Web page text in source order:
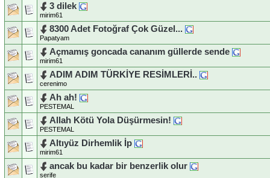
3 dilek
mirim61
8300 Adet Fotoğraf Çok Güzel...
Papatyam
Açmamış goncada cananım güllerde sende
mirim61
ADIM ADIM TÜRKİYE RESİMLERİ..
cerenimo
Ah ah!
PESTEMAL
Allah Kötü Yola Düşürmesin!
PESTEMAL
Altıyüz Dirhemlik İp
mirim61
ancak bu kadar bir benzerlik olur
serife